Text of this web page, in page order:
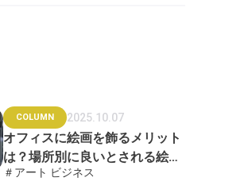
COLUMN 2025.10.07
オフィスに絵画を飾るメリット
は？場所別に良いとされる絵画
も紹介
＃アート ビジネス